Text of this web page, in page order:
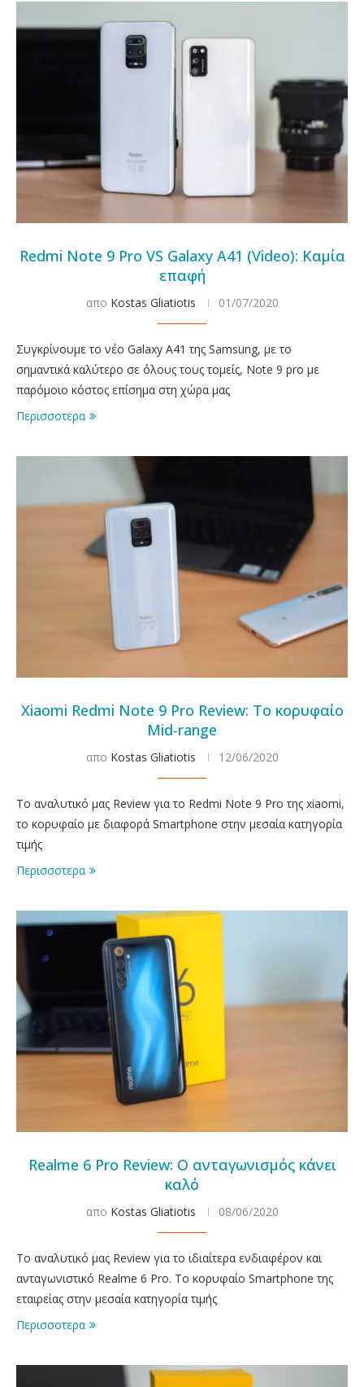
Redmi Note 9 Pro VS Galaxy A41 (Video): Καμία
επαφή
απο Kostas Gliatiotis 01/07/2020
Συγκρίνουμε το νέο Galaxy A41 της Samsung, με το
σημαντικά καλύτερο σε όλους τους τομείς, Note 9 pro με
παρόμοιο κόστος επίσημα στη χώρα μας
Περισσοτερα
Xiaomi Redmi Note 9 Pro Review: Το κορυφαίο
Mid-range
απο Kostas Gliatiotis 12/06/2020
Το αναλυτικό μας Review για το Redmi Note 9 Pro της xiaomi,
το κορυφαίο με διαφορά Smartphone στην μεσαία κατηγορία
τιμής
Περισσοτερα
Realme 6 Pro Review: Ο ανταγωνισμός κάνει
καλό
απο Kostas Gliatiotis 08/06/2020
Το αναλυτικό μας Review για το ιδιαίτερα ενδιαφέρον και
ανταγωνιστικό Realme 6 Pro. Το κορυφαίο Smartphone της
εταιρείας στην μεσαία κατηγορία τιμής
Περισσοτερα